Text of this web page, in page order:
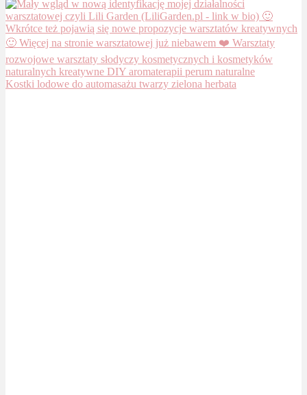
Kostki lodowe do automasażu twarzy zielona herbata